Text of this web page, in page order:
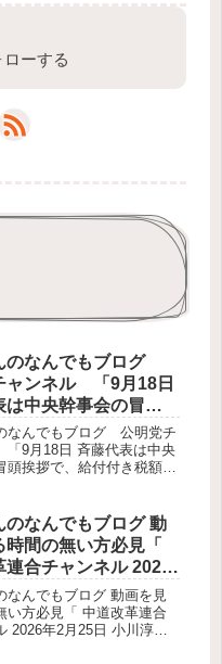
ーする
のなんでもブログ
ャンネル 「9月18日
は中央幹事会の冒頭
給付付き税額控除に
及しました。」をテ
要約。
なんでもブログ 公明党チ
9月18日 斉藤代表は中央
頭挨拶で、給付付き税額控
党会談の目的制度の意義と
課題の認識物価高対策との
金の透明性強化
のなんでもブログ 動
時間の無い方必見「
連合チャンネル 2026
小川淳也代表 代表
定予算を提案「国民
定」と「国会の原
なんでもブログ 動画を見
い方必見「 中道改革連合
2026年2月25日 小川淳也